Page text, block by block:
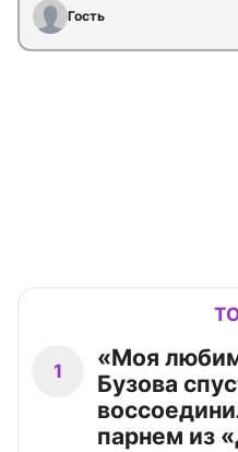
Гость
1
«Моя
Бузова
парнем из